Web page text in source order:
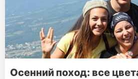
Осенний поход: все